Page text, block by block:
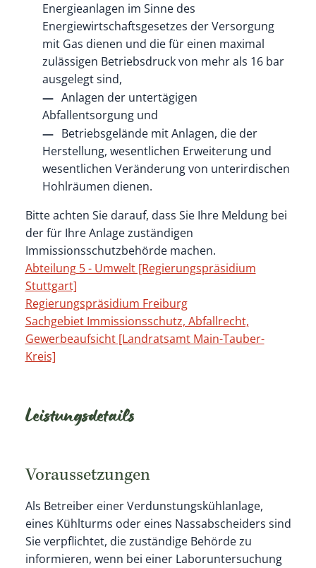
Energieanlagen im Sinne des
Energiewirtschaftsgesetzes der Versorgung
mit Gas dienen und die für einen maximal
zulässigen Betriebsdruck von mehr als 16 bar
ausgelegt sind,
Anlagen der untertägigen
Abfallentsorgung und
Betriebsgelände mit Anlagen, die der
Herstellung, wesentlichen Erweiterung und
wesentlichen Veränderung von unterirdischen
Hohlräumen dienen.
Bitte achten Sie darauf, dass Sie Ihre Meldung bei
der für Ihre Anlage zuständigen
Immissionsschutzbehörde machen.
Abteilung 5 - Umwelt [Regierungspräsidium
Stuttgart]
Regierungspräsidium Freiburg
Sachgebiet Immissionsschutz, Abfallrecht,
Gewerbeaufsicht [Landratsamt Main-Tauber-
Kreis]
Leistungsdetails
Voraussetzungen
Als Betreiber einer Verdunstungskühlanlage,
eines Kühlturms oder eines Nassabscheiders sind
Sie verpflichtet, die zuständige Behörde zu
informieren, wenn bei einer Laboruntersuchung